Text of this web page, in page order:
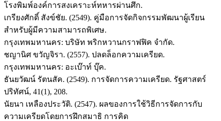
โรงพิมพ์องค์การสงเคราะห์ทหารผ่านศึก.
เกรียงศักดิ์ สังข์ชัย. (2549). คู่มือการจัดกิจกรรมพัฒนาผู้เรียน
สำหรับผู้มีความสามารถพิเศษ.
กรุงเทพมหานคร: บริษัท พริกหวานกราฟฟิค จำกัด.
ชญานิศ ขวัญจิรา. (2557). ปลดล็อกความเครียด.
กรุงเทพมหานคร: อะเบ๊าท์ บุ๊ค.
ธันยวัฒน์ รัตนสัค. (2549). การจัดการความเครียด. รัฐศาสตร์
ปริทัศน์, 41(1), 208.
นัยนา เหลืองประวัติ. (2547). ผลของการใช้วิธีการจัดการกับ
ความเครียดโดยการฝึกสมาธิ การคิด